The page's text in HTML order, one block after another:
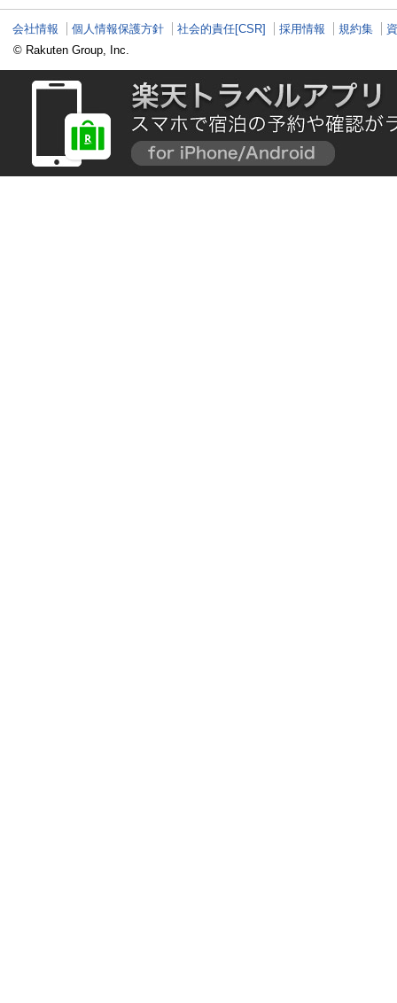
会社情報 個人情報保護方針 社会的責任[CSR] 採用情報 規約集
© Rakuten Group, Inc.